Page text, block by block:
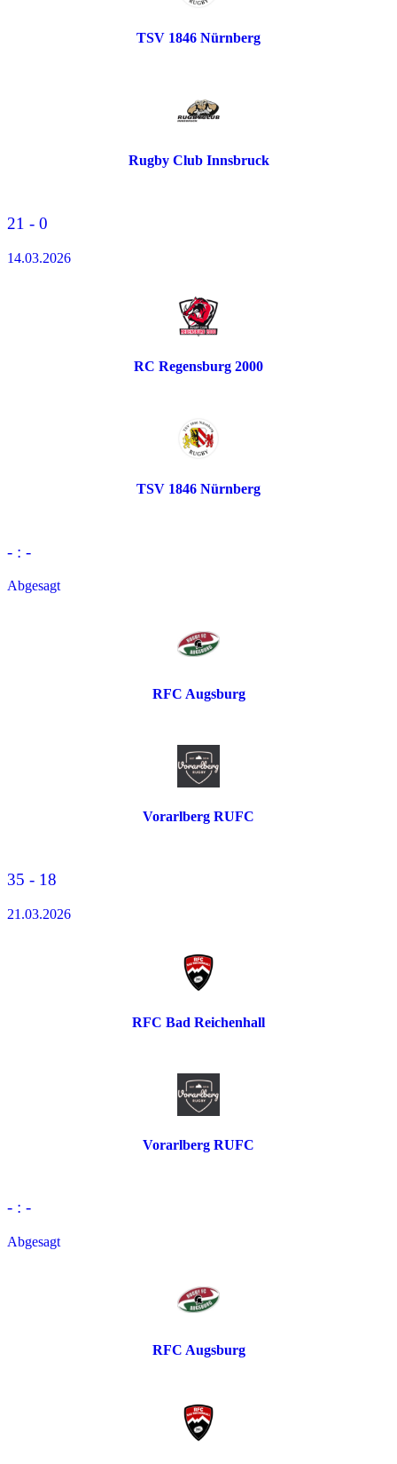
TSV 1846 Nürnberg
Rugby Club Innsbruck
21 - 0
14.03.2026
RC Regensburg 2000
TSV 1846 Nürnberg
- : -
Abgesagt
RFC Augsburg
Vorarlberg RUFC
35 - 18
21.03.2026
RFC Bad Reichenhall
Vorarlberg RUFC
- : -
Abgesagt
RFC Augsburg